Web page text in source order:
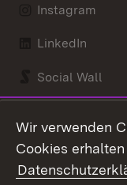
Instagram
LinkedIn
Social Wall
Kontakt
Wir verwenden
Cookies